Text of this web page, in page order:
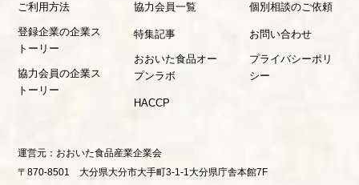
ご利用方法
登録企業の企業ス
トーリー
協力会員の企業ス
トーリー
協力会員一覧
特集記事
おおいた食品オー
プンラボ
HACCP
個別相談のご依頼
お問い合わせ
プライバシーポリ
シー
運営元： おおいた食品産業企業会
〒870-8501 大分県大分市大手町3-1-1大分県庁舎本館7F